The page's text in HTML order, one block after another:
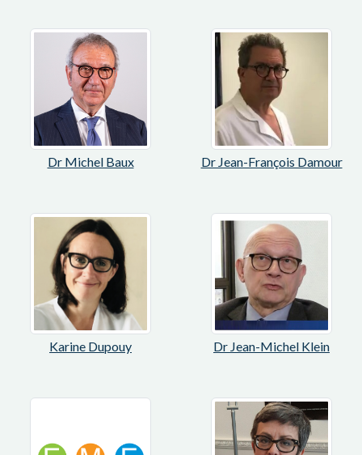
Dr Michel Baux Dr Jean-François Damour
Karine Dupouy Dr Jean-Michel Klein